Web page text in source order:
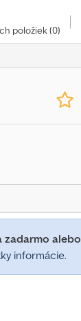
položiek(0)
zadarmo alebo
informácie.